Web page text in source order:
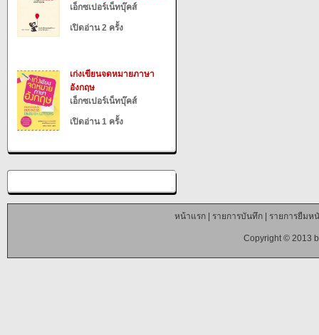
เอ็กซเปอร์เน็ทบุ๊คส์
เปิดอ่าน 2 ครั้ง
เก่งเขียนจดหมายภาษา
อังกฤษ
เอ็กซเปอร์เน็ทบุ๊คส์
เปิดอ่าน 1 ครั้ง
หน้าแรก| รายการบันทึก| รายการยืมห
Copyright © 2013